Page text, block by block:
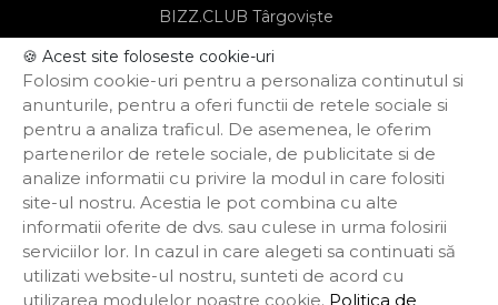
BIZZ.CLUB Târgoviște
BIZZ.CLUB Târgu Mureș
BIZZ.CLUB Timișoara
Notă de informare privind prelucrarea
datelor personale
Regulament de organizare și
participare
Politica de confidențialitate
Termeni și condiții
Politica privind funcționarea cookie-urilor
🍪 Acest site foloseste cookie-uri
Folosim cookie-uri pentru a personaliza continutul si
anunturile, pentru a oferi functii de retele sociale si
pentru a analiza traficul. De asemenea, le oferim
partenerilor de retele sociale, de publicitate si de
analize informatii cu privire la modul in care folositi
site-ul nostru. Acestia le pot combina cu alte
informatii oferite de dvs. sau culese in urma folosirii
serviciilor lor. In cazul in care alegeti sa continuati să
utilizati website-ul nostru, sunteti de acord cu
utilizarea modulelor noastre cookie. Politica de